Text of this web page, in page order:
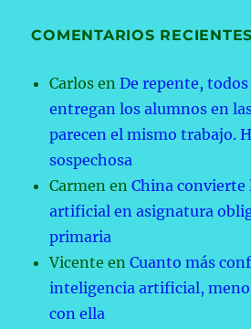
COMENTARIOS RECIENTES
Carlos enDe repente,
entregan los alumnos en
parecen el mismo trabajo.
sospechosa
Carmen enChina
artificial en asignatura
primaria
Vicente enCuanto más
inteligencia artificial,
con ella